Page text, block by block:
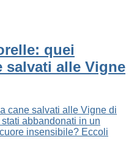
quei
salvati alle Vigne
cane salvati alle Vigne di
abbandonati in un
insensibile? Eccoli